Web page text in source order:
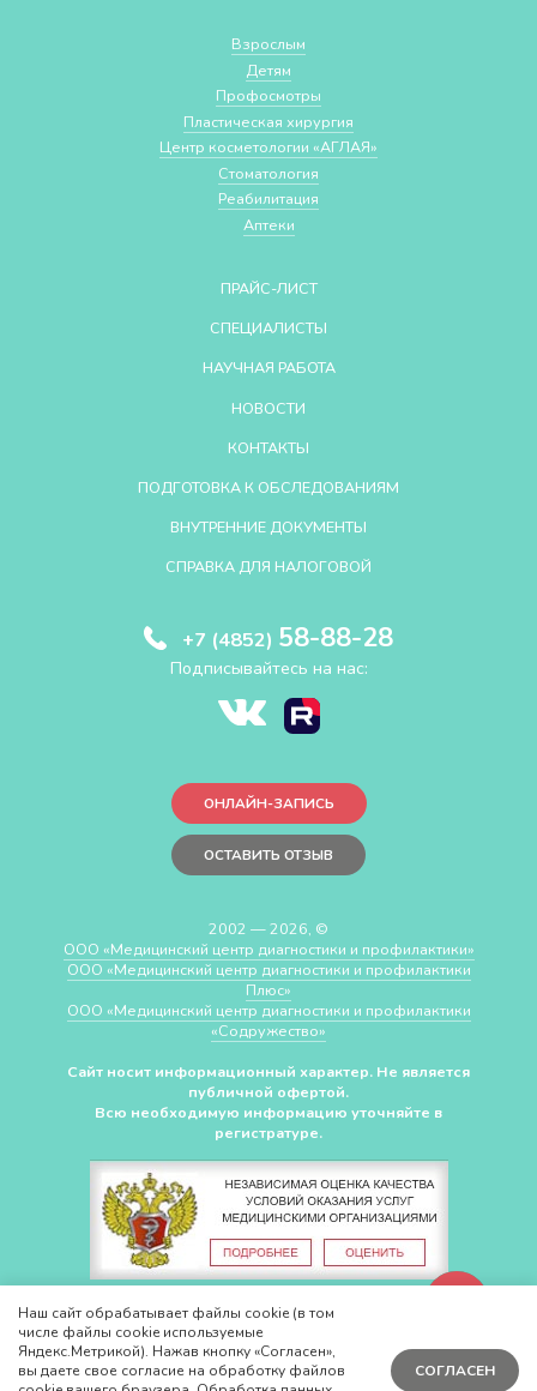
Взрослым
Детям
Профосмотры
Пластическая хирургия
Центр косметологии «АГЛАЯ»
Стоматология
Реабилитация
Аптеки
ПРАЙС-ЛИСТ
СПЕЦИАЛИСТЫ
НАУЧНАЯ РАБОТА
НОВОСТИ
КОНТАКТЫ
ПОДГОТОВКА К ОБСЛЕДОВАНИЯМ
ВНУТРЕННИЕ ДОКУМЕНТЫ
СПРАВКА ДЛЯ НАЛОГОВОЙ
+7 (4852) 58-88-28
Подписывайтесь на нас:
ОНЛАЙН-ЗАПИСЬ
ОСТАВИТЬ ОТЗЫВ
2002 — 2026, ©
ООО «Медицинский центр диагностики и профилактики»
ООО «Медицинский центр диагностики и профилактики
Плюс»
ООО «Медицинский центр диагностики и профилактики
«Cодружество»
Сайт носит информационный характер. Не является
публичной офертой.
Всю необходимую информацию уточняйте в
регистратуре.
СДЕЛАНО ВCHUDOV.PRO
Наш сайт обрабатывает файлы cookie (в том
числе файлы cookie используемые
Яндекс.Метрикой). Нажав кнопку «Согласен»,
вы даете свое согласие на обработку файлов
СОГЛАСЕН